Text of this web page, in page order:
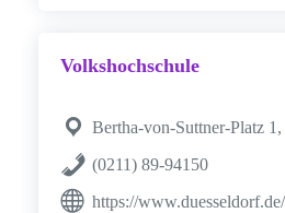
Volkshochschule
Bertha-von-Suttner-Platz
(0211) 89-94150
https://